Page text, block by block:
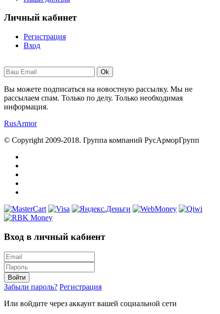
Личный кабинет
Регистрация
Вход
Ok
Вы можете подписаться на новостную рассылку. Мы не
рассылаем спам. Только по делу. Только необходимая
информация.
RusArmor
© Copyright 2009-2018. Группа компаний РусАрморГрупп
Вход в личный кабиент
Войти
Забыли пароль? Регистрация
Или войдите через аккаунт вашей социальной сети